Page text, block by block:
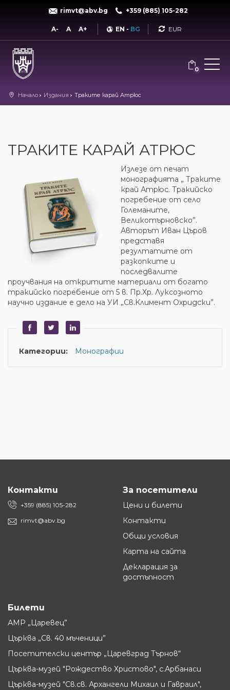
rimvt@abv.bg +359 (885) 105-282
A- A A+ EN - BG Currency
0
Начало Издания Траките карай Атрюс
ТРАКИТЕ КАРАЙ АТРЮС
Излезе от печат
монографията „ Траките
край Атрюс. Тракийско
погребение от село
Големаните,
Великотърновско”.
Авторът Иван Църов
представя
резултатите от
разкопките и
последвалите
проучвания на откритите материали от богато
тракийско погребение от 5 в. Пр.Хр. Луксозното
научно издание е дело на УИ „Св.Климент Охридски”.
Категории: Монографии
Контакти
+359 (885) 105-282
rimvt@abv.bg
За посетители
Цени и билети
Контакти
Общи условия
Карта на сайта
Декларация за
достъпност
Билети
АМР „Царевец”
Църква „Св. 40 мъченици”
Посетителски център „Царевград Търнов“
Църква-музей "Рождество Христово", с.Арбанаси
Църква-музей "Св.св. Архангели Михаил и Гавраил",